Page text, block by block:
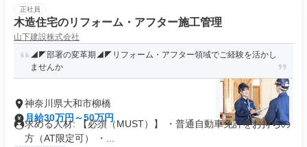
正社員
木造住宅のリフォーム・アフター施工管理
山下建設株式会社
◢◤部署の変革期◢◤リフォーム・アフター領域でご経験を活かし
ませんか
神奈川県大和市柳橋
月給30万円～50万円
求める人材: 【必須（MUST）】 ・普通自動車免許をお持ちの
方（AT限定可） ・...